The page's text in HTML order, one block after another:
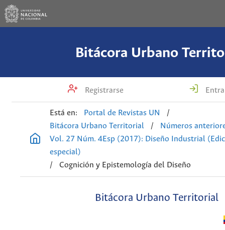
Bitácora Urbano
Registrarse
Está en: Portal de Revistas UN
/
Bitácora Urbano Territorial
/
Números
Vol. 27 Núm. 4Esp (2017): Diseño Industrial
especial)
/
Cognición y Epistemología del Diseño
Bitácora Urbano Territorial